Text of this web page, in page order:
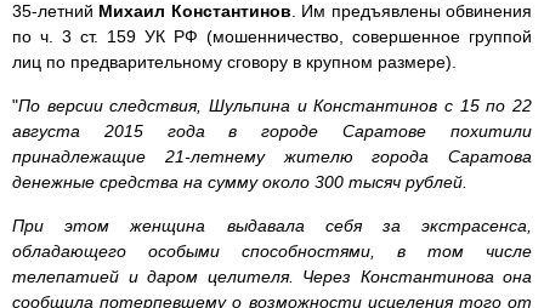
35-летний Михаил Константинов . Им предъявлены обвинения
по ч. 3 ст. 159 УК РФ (мошенничество, совершенное группой
лиц по предварительному сговору в крупном размере).
"По версии следствия, Шульпина и Константинов с 15 по 22
августа 2015 года в городе Саратове похитили
принадлежащие 21-летнему жителю города Саратова
денежные средства на сумму около 300 тысяч рублей.
При этом женщина выдавала себя за экстрасенса,
обладающего особыми способностями, в том числе
телепатией и даром целителя. Через Константинова она
сообщила потерпевшему о возможности исцеления того от